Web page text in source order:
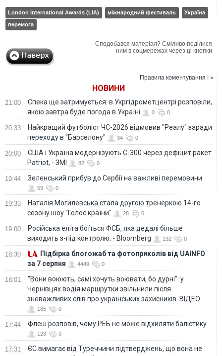
London International Awards (LIA) міжнародний фестиваль
Україна
перемога
Сподобався матеріал? Сміливо поділися
ним в соцмережах через ці кнопки
Правила коментування ! »
НОВИНИ
21:00
Спека ще затримується: в Укргідрометцентрі розповіли,
якою завтра буде погода в Україні
0 0
20:33
Найкращий футболіст ЧС-2026 відмовив "Реалу" заради
переходу в "Барселону"
34 0
20:00
США і Україна модернізують С-300 через дефіцит ракет
Patriot, - ЗМІ
82 0
19:44 Зеленський прибув до Сербії на важливі перемовини
59 0
19:33
Наталія Могилевська стала другою тренеркою 14-го
сезону шоу "Голос країни"
28 0
19:00
Російська еліта боїться ФСБ, яка дедалі більше
виходить з-під контролю, - Bloomberg
132 0
18:30
Підбірка блогожаб та фотоприколів від UAINFO
за 7 серпня
4449 0
18:01
"Вони воюють, самі хочуть воювати, бо дурні": у
Чернівцях водія маршрутки звільнили після
зневажливих слів про українських захисників. ВІДЕО
185 0
17:44 Флеш розповів, чому РЕБ не може відхиляти балістику
123 0
17:31
ЄС вимагає від Туреччини підтверджень, що вона не